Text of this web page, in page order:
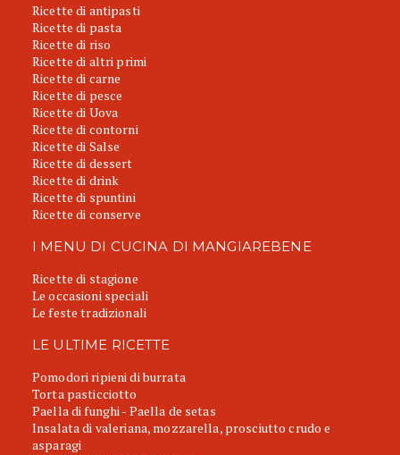
Ricette di antipasti
Ricette di pasta
Ricette di riso
Ricette di altri primi
Ricette di carne
Ricette di pesce
Ricette di Uova
Ricette di contorni
Ricette di Salse
Ricette di dessert
Ricette di drink
Ricette di spuntini
Ricette di conserve
I MENU DI CUCINA DI MANGIAREBENE
Ricette di stagione
Le occasioni speciali
Le feste tradizionali
LE ULTIME RICETTE
Pomodori ripieni di burrata
Torta pasticciotto
Paella di funghi - Paella de setas
Insalata di valeriana, mozzarella, prosciutto crudo e
asparagi